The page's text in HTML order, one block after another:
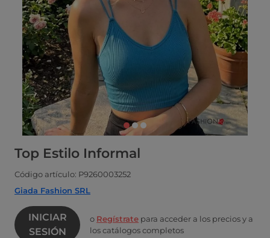
Top Estilo Informal
Código artículo: P9260003252
Giada Fashion SRL
INICIAR
SESIÓN
o Regístrate para acceder a los precios y a
los catálogos completos